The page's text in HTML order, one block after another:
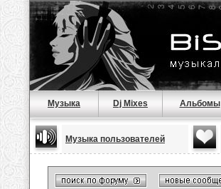
Музыка Dj Mixes Альбомы
Музыка пользователей